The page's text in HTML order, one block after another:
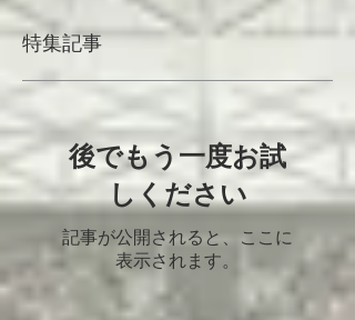
特集記事
後でもう一度お試
しください
記事が公開されると、ここに
表示されます。